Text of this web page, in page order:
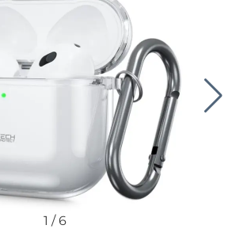
1 /6